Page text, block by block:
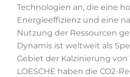
Technologien an, die eine
Energieeffizienz und eine
Nutzung der Ressourcen
Dynamis ist weltweit als
Gebiet der Kalzinierung von
LOESCHE haben die CO2-